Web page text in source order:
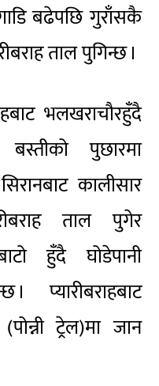
बढेपछि गुराँसकै
ताल पुगिन्छ ।
भलखराचौरहुँदै
पुछारमा
कालीसार
ताल पुगेर
हुँदै घोडेपानी
प्यारीबराहबाट
ट्रेल)मा जान